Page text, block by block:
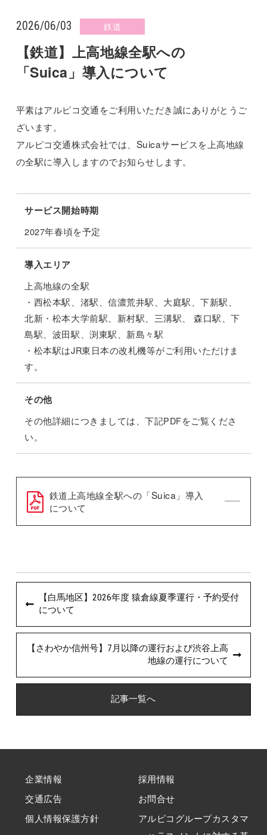
2026/06/03 鉄道
【鉄道】上高地線全駅への
「Suica」導入について
平素はアルピコ交通をご利用いただき誠にありがとうご
ざいます。
アルピコ交通株式会社では、Suicaサービスを上高地線
の全駅に導入しますのでお知らせします。
サービス開始時期
2027年春頃を予定
導入エリア
上高地線の全駅
・西松本駅、渚駅、信濃荒井駅、大庭駅、下新駅、
北新・松本大学前駅、新村駅、三溝駅、 森口駅、下
島駅、波田駅、渕東駅、新島々駅
・松本駅はJR東日本の改札機等がご利用いただけま
す。
その他
その他詳細につきましては、下記PDFをご覧くださ
い。
鉄道上高地線全駅への「Suica」導入
について
【白馬地区】2026年度 猿倉線夏季運行・予約受付
について
記事一覧へ
【さわやか信州号】7月以降の運行および渋谷上高
地線の運行について
企業情報
採用情報
交通広告
お問合せ
個人情報保護方針
アルピコグループカスタマ